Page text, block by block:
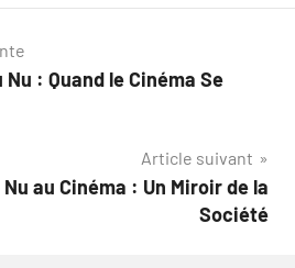
: Quand le Cinéma Se
Article suivant
au Cinéma : Un Miroir de la
Société